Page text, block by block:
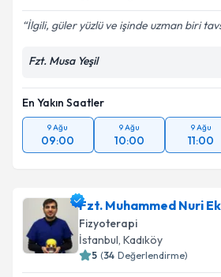
İlgili, güler yüzlü ve işinde uzman biri
Fzt. Musa Yeşil
En Yakın Saatler
9 Ağu
09:00
9 Ağu
10:00
9 Ağu
11:00
Fzt. Muhammed Nuri
Fizyoterapi
İstanbul, Kadıköy
5 (34 Değerlendirme)